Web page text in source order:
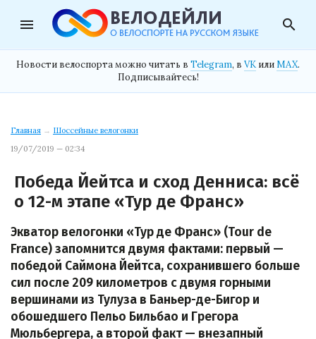
menu search
Новости велоспорта можно читать в Telegram, в VK илиMAX.
Подписывайтесь!
Главная → Шоссейные велогонки
19/07/2019 — 02:34
Победа Йейтса и сход Денниса: всё
о 12-м этапе «Тур де Франс»
Экватор велогонки «Тур де Франс» (Tour de
France) запомнится двумя фактами: первый —
победой Саймона Йейтса, сохранившего больше
сил после 209 километров с двумя горными
вершинами из Тулуза в Баньер-де-Бигор и
обошедшего Пельо Бильбао и Грегора
Мюльбергера, а второй факт — внезапный